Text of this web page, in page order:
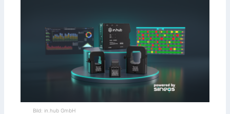
Bild: in.hub GmbH